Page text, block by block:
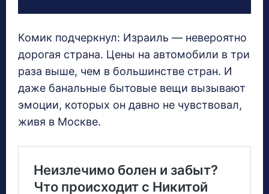
Комик подчеркнул: Израиль — невероятно
дорогая страна. Цены на автомобили в три
раза выше, чем в большинстве стран. И
даже банальные бытовые вещи вызывают
эмоции, которых он давно не чувствовал,
живя в Москве.